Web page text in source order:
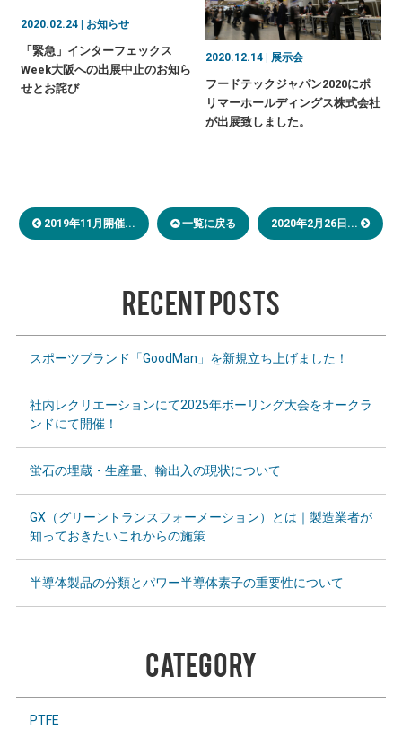
2020.02.24 | お知らせ
「緊急」インターフェックス
Week大阪への出展中止のお知ら
せとお詫び
2020.12.14 | 展示会
フードテックジャパン2020にポ
リマーホールディングス株式会社
が出展致しました。
2019年11月開催... 一覧に戻る 2020年2月26日...
RECENT POSTS
スポーツブランド「GoodMan」を新規立ち上げました！
社内レクリエーションにて2025年ボーリング大会をオークラ
ンドにて開催！
蛍石の埋蔵・生産量、輸出入の現状について
GX（グリーントランスフォーメーション）とは｜製造業者が
知っておきたいこれからの施策
半導体製品の分類とパワー半導体素子の重要性について
CATEGORY
PTFE